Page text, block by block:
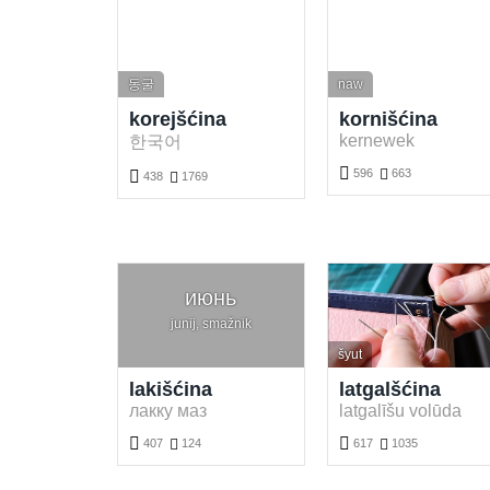
동굴
korejšćina
한국어
 438  1769
naw
kornišćina
kernewek
 596  663
июнь
junij, smažnik
lakišćina
лакку маз
 407  124
šyut
latgalšćina
latgalīšu volūda
 617  1035